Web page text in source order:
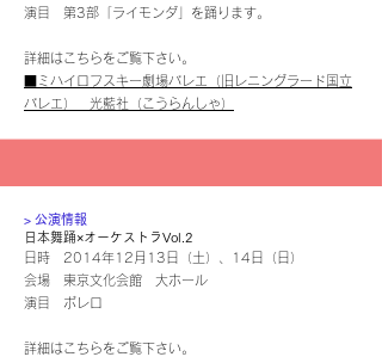
演目 第3部「ライモンダ」を踊ります。
詳細はこちらをご覧下さい。
■ミハイロフスキー劇場バレエ（旧レニングラード国立
バレエ） 光藍社（こうらんしゃ）
​> 公演情報
日本舞踊×オーケストラVol.2
日時 2014年12月13日（土）、14日（日）
会場 東京文化会館 大ホール
演目 ボレロ
詳細はこちらをご覧下さい。